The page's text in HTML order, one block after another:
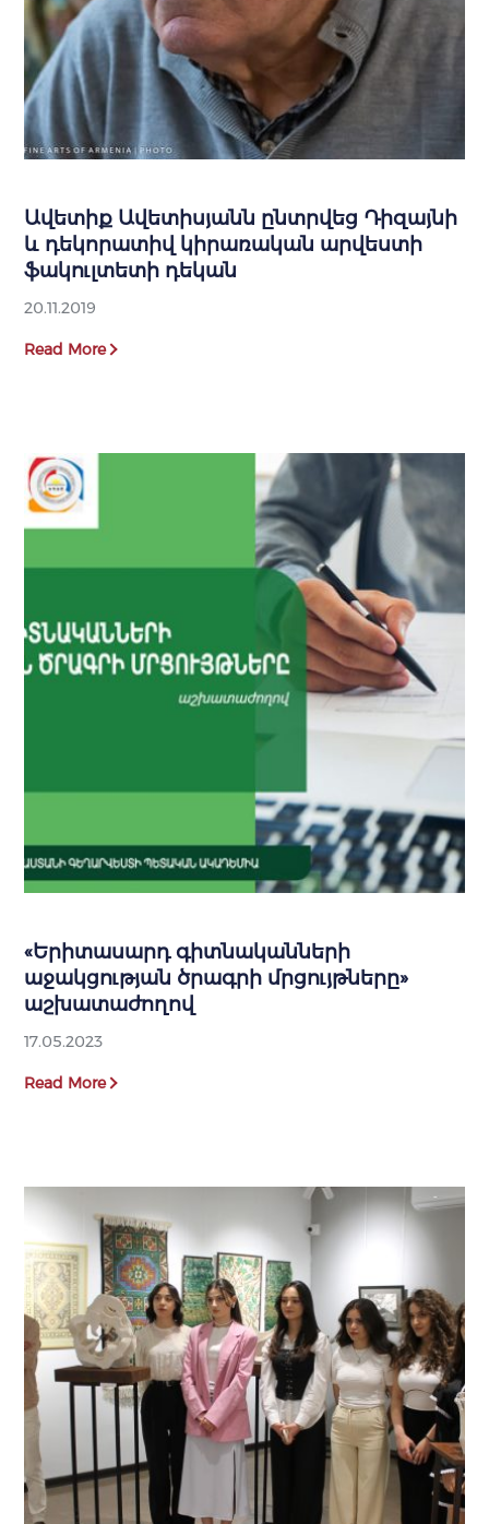
Ավետիք Ավետիսյանն ընտրվեց Դիզայնի
և դեկորատիվ կիրառական արվեստի
ֆակուլտետի դեկան
20.11.2019
Read More
«Երիտասարդ գիտնականների
աջակցության ծրագրի մրցույթները»
աշխատաժողով
17.05.2023
Read More